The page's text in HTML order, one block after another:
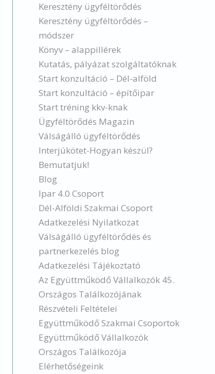
Keresztény ügyféltörődés
Keresztény ügyféltörődés –
módszer
Könyv – alappillérek
Kutatás, pályázat szolgáltatóknak
Start konzultáció – Dél-alföld
Start konzultáció – építőipar
Start tréning kkv-knak
Ügyféltörődés Magazin
Válságálló ügyféltörődés
Interjúkötet-Hogyan készül?
Bemutatjuk!
Blog
Ipar 4.0 Csoport
Dél-Alföldi Szakmai Csoport
Adatkezelési Nyilatkozat
Válságálló ügyféltörődés és
partnerkezelés blog
Adatkezelési Tájékoztató
Az Együttműködő Vállalkozók 45.
Országos Találkozójának
Részvételi Feltételei
Együttműködő Szakmai Csoportok
Együttműködő Vállalkozók
Országos Találkozója
Elérhetőségeink